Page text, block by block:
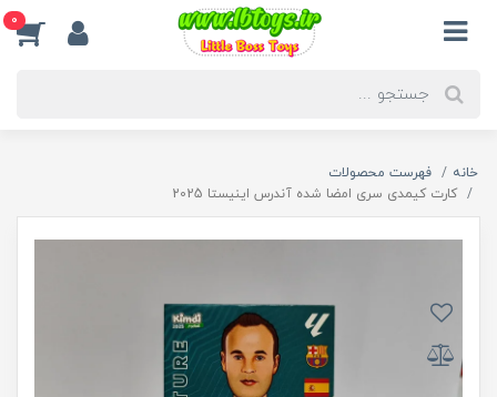
0
خانه
فهرست محصولات
کارت کیمدی سری امضا شده آندرس اینیستا 2025